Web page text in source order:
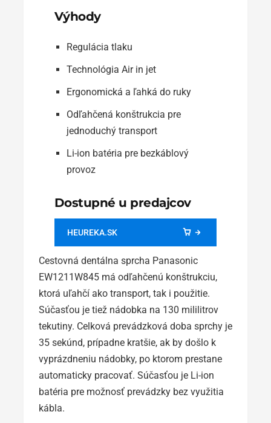
Výhody
Regulácia tlaku
Technológia Air in jet
Ergonomická a ľahká do ruky
Odľahčená konštrukcia pre
jednoduchý transport
Li-ion batéria pre bezkáblový
provoz
Dostupné u predajcov
HEUREKA.SK
Cestovná dentálna sprcha Panasonic
EW1211W845 má odľahčenú konštrukciu,
ktorá uľahčí ako transport, tak i použitie.
Súčasťou je tiež nádobka na 130 mililitrov
tekutiny. Celková prevádzková doba sprchy je
35 sekúnd, prípadne kratšie, ak by došlo k
vyprázdneniu nádobky, po ktorom prestane
automaticky pracovať. Súčasťou je Li-ion
batéria pre možnosť prevádzky bez využitia
kábla.